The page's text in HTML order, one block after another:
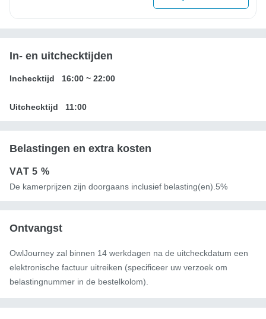
In- en uitchecktijden
Inchecktijd 16:00 ~ 22:00
Uitchecktijd 11:00
Belastingen en extra kosten
VAT5 %
De kamerprijzen zijn doorgaans inclusief belasting(en).5%
Ontvangst
OwlJourney zal binnen 14 werkdagen na de uitcheckdatum een ​​
elektronische factuur uitreiken (specificeer uw verzoek om
belastingnummer in de bestelkolom).